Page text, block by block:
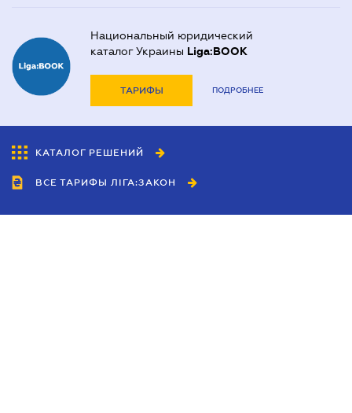
Национальный юридический
каталог Украины Liga:BOOK
ТАРИФЫ ПОДРОБНЕЕ
КАТАЛОГ РЕШЕНИЙ
ВСЕ ТАРИФЫ ЛІГА:ЗАКОН